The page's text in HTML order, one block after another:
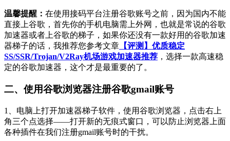
温馨提醒： 在使用接码平台注册谷歌账号之前，因为国内不能
直接上谷歌，首先你的手机电脑需上外网，也就是常说的谷歌
加速器或者上谷歌的梯子，如果你还没有一款好用的谷歌加速
器梯子的话，我推荐您参考文章 【评测】优质稳定
SS/SSR/Trojan/V2Ray机场游戏加速器推荐 ，选择一款高速稳
定的谷歌加速器，这个才是最重要的了。
二、使用谷歌浏览器注册谷歌gmail账号
1、电脑上打开加速器梯子软件，使用谷歌浏览器，点击右上
角三个点选择——打开新的无痕式窗口，可以防止浏览器上面
各种插件在我们注册gmail账号时的干扰。